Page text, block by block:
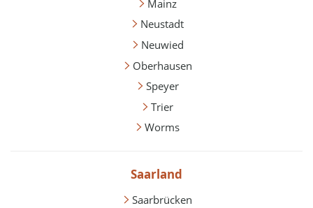
Mainz
Neustadt
Neuwied
Oberhausen
Speyer
Trier
Worms
Saarland
Saarbrücken